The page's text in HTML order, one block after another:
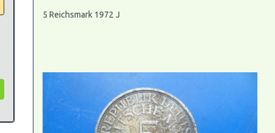
5 Reichsmark 1972 J